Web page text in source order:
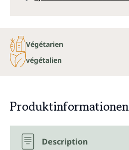
Végétarien
végétalien
Produktinformationen
Description